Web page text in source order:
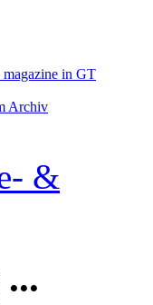
in GT
Archiv